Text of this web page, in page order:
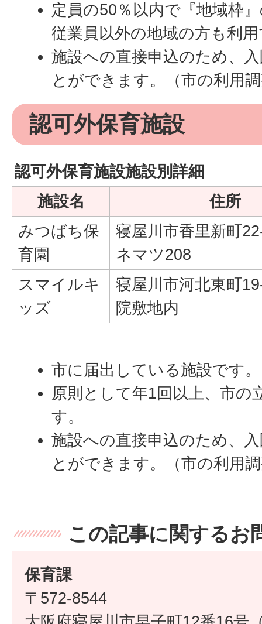
定員の50％以内で『地域枠
従業員以外の地域の方も利
施設への直接申込のため、
とができます。（市の利用
認可外保育施設
認可外保育施設施設別詳細
施設名
住所
みつばち保
育園
寝屋川市香里新町
ネマツ208
スマイルキ
ッズ
寝屋川市河北東町
院敷地内
市に届出している施設です。
原則として年1回以上、市の
す。
施設への直接申込のため、
とができます。（市の利用
この記事に関するお
保育課
〒572-8544